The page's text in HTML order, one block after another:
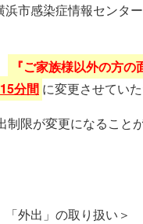
市感染症情報センタ
『ご家族様以外の方
15分間 に変更させていた
限が変更になること
外出」の取り扱い＞